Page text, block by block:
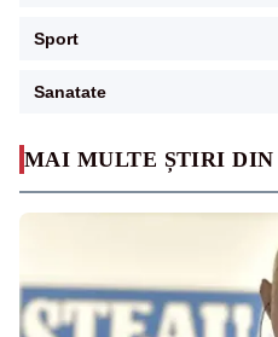
MAI MULTE ȘTIRI DIN
Sport
Sanatate